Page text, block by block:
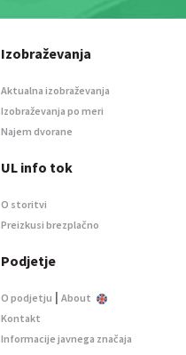
Izobraževanja
Aktualna izobraževanja
Izobraževanja po meri
Najem dvorane
UL info tok
O storitvi
Preizkusi brezplačno
Podjetje
O podjetju | About
Kontakt
Informacije javnega značaja